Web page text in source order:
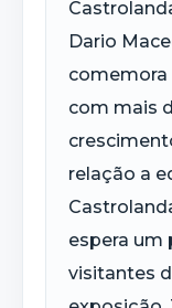
Dario
comemora
com mais
relação a
espera um
visitantes